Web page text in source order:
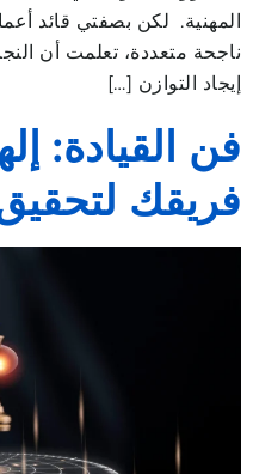
المهنية. لكن بصفتي قائد
ناجحة متعددة، تعلمت أن
إيجاد التوازن […]
فن القيادة:
فريقك